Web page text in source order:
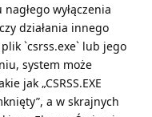
wyłączenia
działania innego
`csrss.exe` lub jego
system może
jak „CSRSS.EXE
a w skrajnych